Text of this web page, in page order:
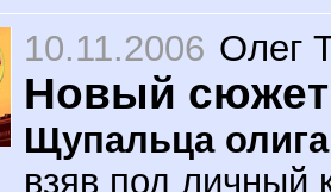
10.11.2006 Олег
Новый сюжет
Щупальца
взяв под личный